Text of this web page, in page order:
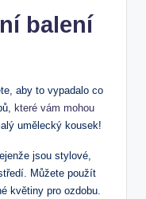
balení
aby to vypadalo co
které vám mohou
umělecký kousek!
jsou stylové,
Můžete použít
květiny pro ozdobu.